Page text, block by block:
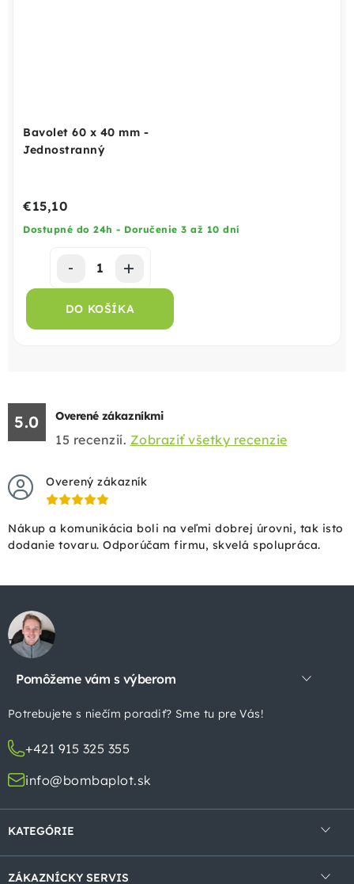
Bavolet 60 x 40 mm -
Jednostranný
Dostupné do 24h - Doručenie 3 až 10 dní
€15,10
DO KOŠÍKA
5.0 Overené zákazníkmi
15 recenzií. Zobraziť všetky recenzie
Overený zákazník
Nákup a komunikácia boli na veľmi dobrej úrovni, tak isto
dodanie tovaru. Odporúčam firmu, skvelá spolupráca.
á
Pomôžeme vám s výberom
Potrebujete s niečím poradiť? Sme tu pre Vás!
+421 915 325 355
info@bombaplot.sk
KATEGÓRIE
ZÁKAZNÍCKY SERVIS